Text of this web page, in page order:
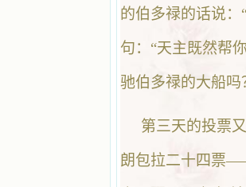
的伯多禄的话说：
句：“天主既然帮
驰伯多禄的大船吗
第三天的投票
朗包拉二十四票